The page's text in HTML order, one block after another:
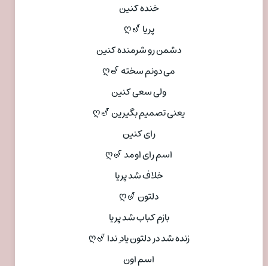
خنده کنین
پریا 🎷ღ
دشمن رو شرمنده کنین
می دونم سخته 🎷ღ
ولی سعی کنین
یعنی تصمیم بگیرین 🎷ღ
رای کنین
اسم رای اومد 🎷ღ
خلاف شد پریا
دلتون 🎷ღ
بازم کباب شد پریا
زنده شد در دلتون یاد ِ ندا 🎷ღ
اسم اون